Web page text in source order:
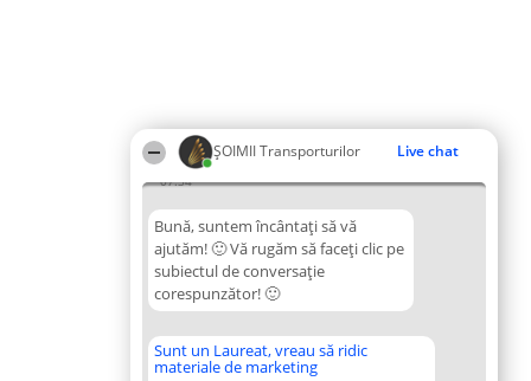
ȘOIMII Transporturilor Live chat
07:34
Bună, suntem încântați să vă
ajutăm! 🙂 Vă rugăm să faceți clic pe
subiectul de conversație
corespunzător! 🙂
Sunt un Laureat, vreau să ridic
materiale de marketing